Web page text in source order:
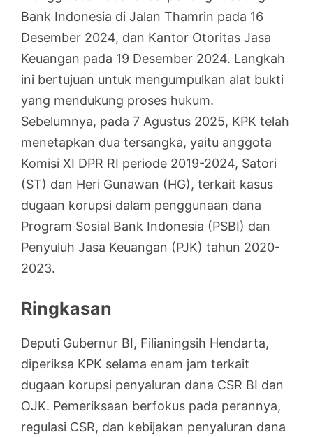
Bank Indonesia di Jalan Thamrin pada 16
Desember 2024, dan Kantor Otoritas Jasa
Keuangan pada 19 Desember 2024. Langkah
ini bertujuan untuk mengumpulkan alat bukti
yang mendukung proses hukum.
Sebelumnya, pada 7 Agustus 2025, KPK telah
menetapkan dua tersangka, yaitu anggota
Komisi XI DPR RI periode 2019-2024, Satori
(ST) dan Heri Gunawan (HG), terkait kasus
dugaan korupsi dalam penggunaan dana
Program Sosial Bank Indonesia (PSBI) dan
Penyuluh Jasa Keuangan (PJK) tahun 2020-
2023.
Ringkasan
Deputi Gubernur BI, Filianingsih Hendarta,
diperiksa KPK selama enam jam terkait
dugaan korupsi penyaluran dana CSR BI dan
OJK. Pemeriksaan berfokus pada perannya,
regulasi CSR, dan kebijakan penyaluran dana